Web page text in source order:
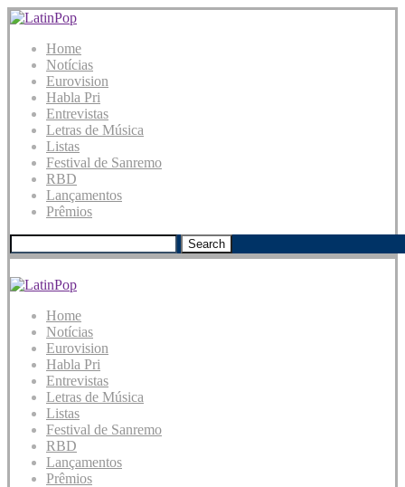
Home
Notícias
Eurovision
Habla Pri
Entrevistas
Letras de Música
Listas
Festival de Sanremo
RBD
Lançamentos
Prêmios
Search
Home
Notícias
Eurovision
Habla Pri
Entrevistas
Letras de Música
Listas
Festival de Sanremo
RBD
Lançamentos
Prêmios